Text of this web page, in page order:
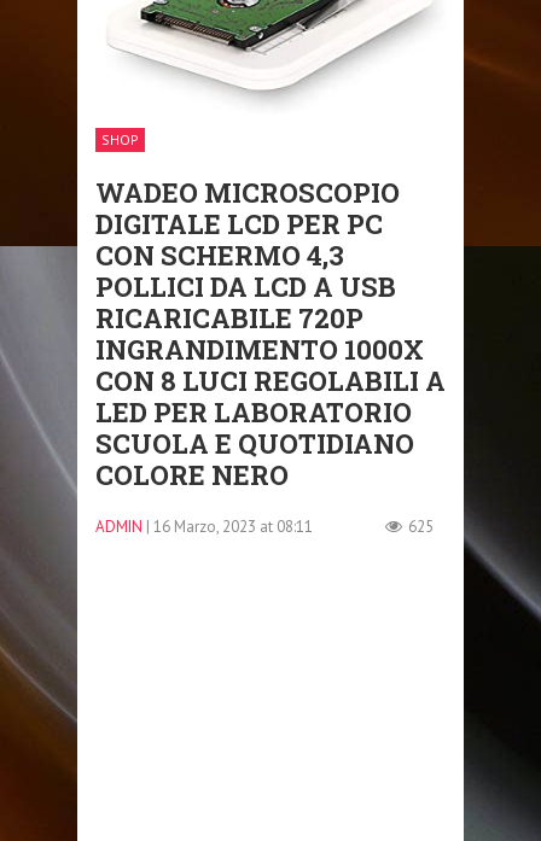
SHOP
WADEO MICROSCOPIO
DIGITALE LCD PER PC
CON SCHERMO 4,3
POLLICI DA LCD A USB
RICARICABILE 720P
INGRANDIMENTO 1000X
CON 8 LUCI REGOLABILI A
LED PER LABORATORIO
SCUOLA E QUOTIDIANO
COLORE NERO
ADMIN | 16 Marzo, 2023 at 08:11 625